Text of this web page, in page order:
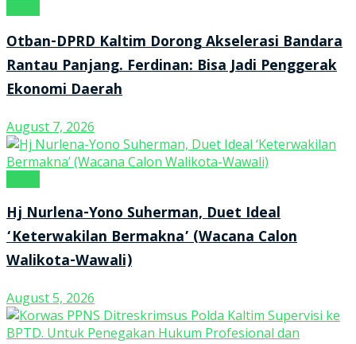
Otban-DPRD Kaltim Dorong Akselerasi Bandara
Rantau Panjang. Ferdinan: Bisa Jadi Penggerak
Ekonomi Daerah
August 7, 2026
Hj Nurlena-Yono Suherman, Duet Ideal
‘Keterwakilan Bermakna’ (Wacana Calon
Walikota-Wawali)
August 5, 2026